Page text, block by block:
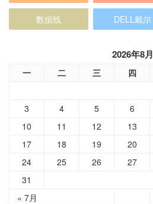
数据线 DELL戴尔
2026年8月
一 二 三 四
« 7月
3
4 5 6
10
11 12 13
17
18 19 20
24
25 26 27
31